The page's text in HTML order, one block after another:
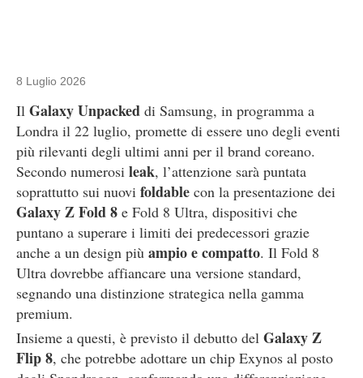
8 Luglio 2026
Il Galaxy Unpacked di Samsung, in programma a
Londra il 22 luglio, promette di essere uno degli eventi
più rilevanti degli ultimi anni per il brand coreano.
Secondo numerosi leak, l’attenzione sarà puntata
soprattutto sui nuovi foldable con la presentazione dei
Galaxy Z Fold 8 e Fold 8 Ultra, dispositivi che
puntano a superare i limiti dei predecessori grazie
anche a un design più ampio e compatto. Il Fold 8
Ultra dovrebbe affiancare una versione standard,
segnando una distinzione strategica nella gamma
premium.
Insieme a questi, è previsto il debutto del Galaxy Z
Flip 8, che potrebbe adottare un chip Exynos al posto